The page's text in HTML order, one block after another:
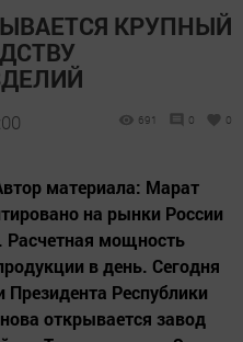
КРУПНЫЙ
691 0 0
материала: Марат
на рынки России
Расчетная мощность
в день. Сегодня
Президента Республики
открывается завод